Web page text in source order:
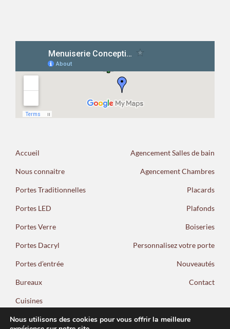
Accueil
Nous connaitre
Portes Traditionnelles
Portes LED
Portes Verre
Portes Dacryl
Portes d’entrée
Bureaux
Cuisines
Agencement Salles de bain
Agencement Chambres
Placards
Plafonds
Boiseries
Personnalisez votre porte
Nouveautés
Contact
Nous utilisons des cookies pour vous offrir la meilleure